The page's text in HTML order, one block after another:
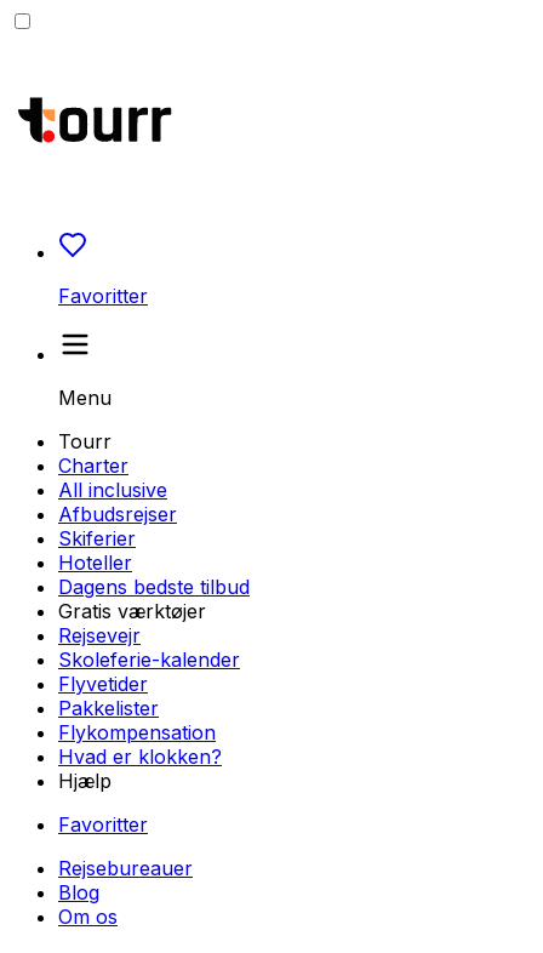
Favoritter
Menu
Tourr
Charter
All inclusive
Afbudsrejser
Skiferier
Hoteller
Dagens bedste tilbud
Gratis værktøjer
Rejsevejr
Skoleferie-kalender
Flyvetider
Pakkelister
Flykompensation
Hvad er klokken?
Hjælp
Favoritter
Rejsebureauer
Blog
Om os